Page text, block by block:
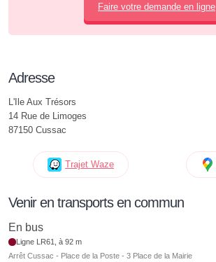
Faire votre demande en ligne
Adresse
L'Ile Aux Trésors
14 Rue de Limoges
87150 Cussac
Trajet Waze
Venir en transports en commun
En bus
Ligne LR61, à 92 m
Arrêt Cussac - Place de la Poste - 3 Place de la Mairie